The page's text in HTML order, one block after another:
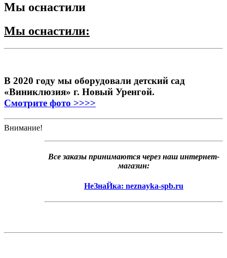
Мы оснастили
Мы оснастили:
В 2020 году мы оборудовали детский сад
«Виниклюзия» г. Новый Уренгой.
Смотрите фото >>>>
Внимание!
Все заказы принимаются через наш интернет-
магазин:
НеЗнаЙка: neznayka-spb.ru